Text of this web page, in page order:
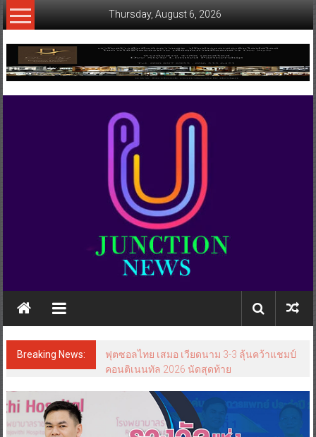
Skip
to
Thursday, August 6, 2026
www.ujunctionnews.com
เว็บ
ข่าว
Breaking News:
ฟุตซอลไทย เสมอ เวียดนาม 3-3 ลุ้นคว้าแชมป์
คอนติเนนทัล 2026 นัดสุดท้าย